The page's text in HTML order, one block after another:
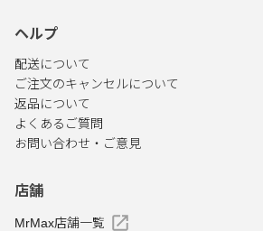
ヘルプ
配送について
ご注文のキャンセルについて
返品について
よくあるご質問
お問い合わせ・ご意見
店舗
MrMax店舗一覧